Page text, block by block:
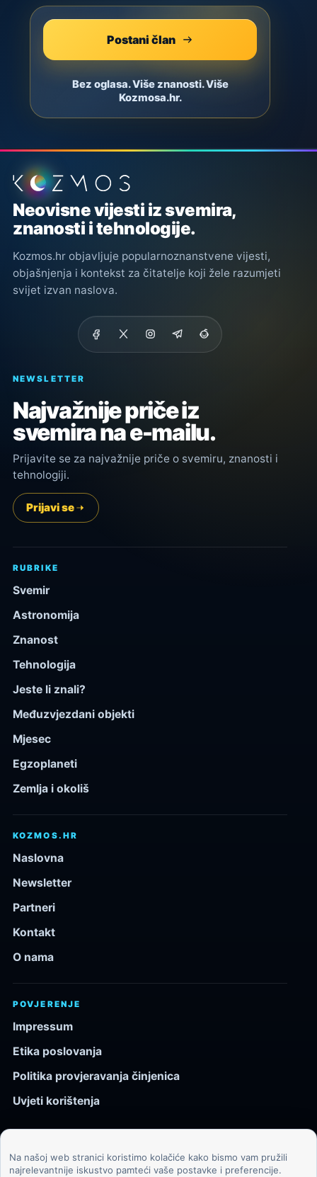
Postani član
Bez oglasa. Više znanosti. Više
Kozmosa.hr.
Podnožje stranice
Neovisne vijesti iz svemira,
znanosti i tehnologije.
Kozmos.hr objavljuje popularnoznanstvene vijesti,
objašnjenja i kontekst za čitatelje koji žele razumjeti
svijet izvan naslova.
NEWSLETTER
Najvažnije priče iz
svemira na e-mailu.
Prijavite se za najvažnije priče o svemiru, znanosti i
tehnologiji.
Prijavi se
RUBRIKE
Svemir
Astronomija
Znanost
Tehnologija
Jeste li znali?
Međuzvjezdani objekti
Mjesec
Egzoplaneti
Zemlja i okoliš
KOZMOS.HR
Naslovna
Newsletter
Partneri
Kontakt
O nama
POVJERENJE
Impressum
Etika poslovanja
Politika provjeravanja činjenica
Uvjeti korištenja
© 2026 Kozmos.hr. Sva prava pridržana.
Na našoj web stranici koristimo kolačiće kako bismo vam pružili
najrelevantnije iskustvo pamteći vaše postavke i preferencije.